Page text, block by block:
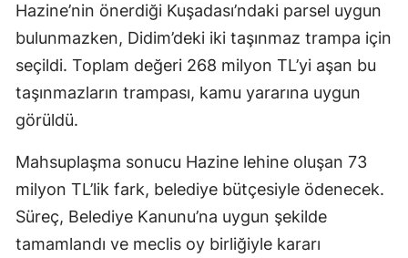
Hazine’nin önerdiği Kuşadası’ndaki parsel uygun
bulunmazken, Didim’deki iki taşınmaz trampa için
seçildi. Toplam değeri 268 milyon TL’yi aşan bu
taşınmazların trampası, kamu yararına uygun
görüldü.
Mahsuplaşma sonucu Hazine lehine oluşan 73
milyon TL’lik fark, belediye bütçesiyle ödenecek.
Süreç, Belediye Kanunu’na uygun şekilde
tamamlandı ve meclis oy birliğiyle kararı